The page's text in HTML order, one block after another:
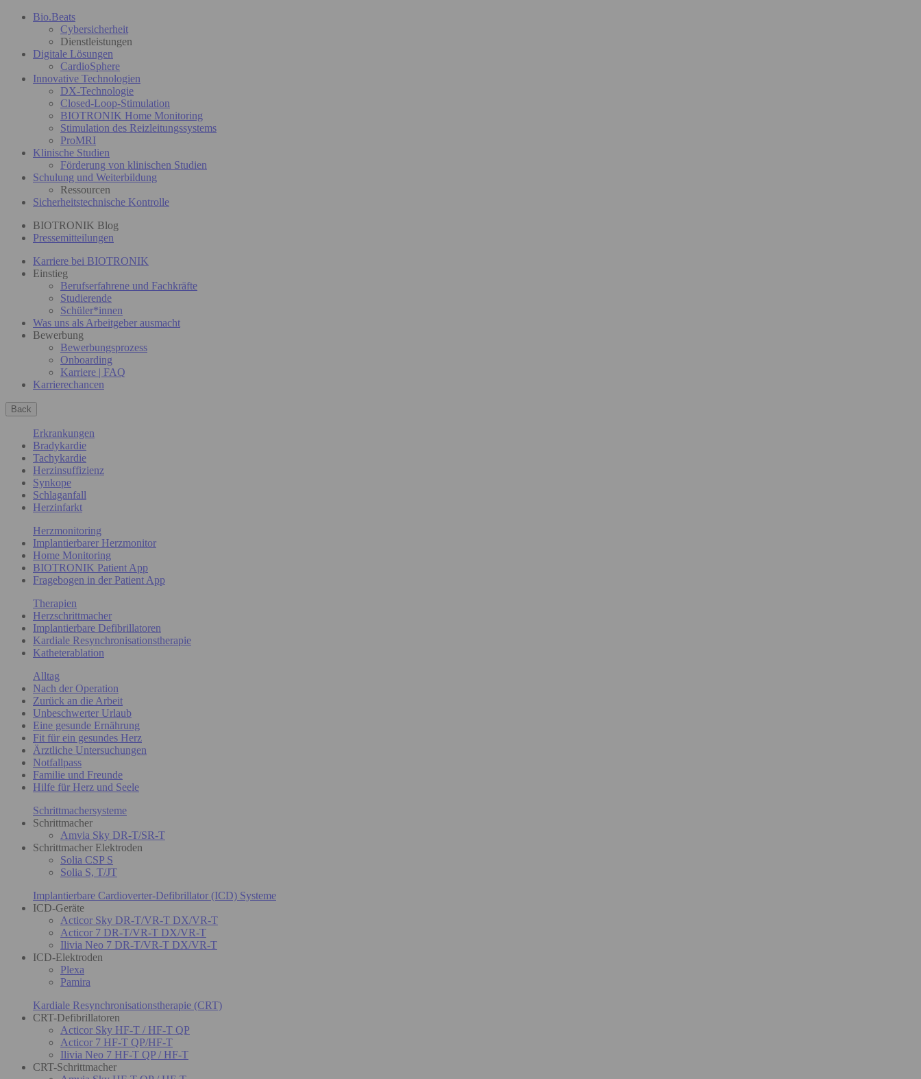
Bio.Beats
Cybersicherheit
Dienstleistungen
Digitale Lösungen
CardioSphere
Innovative Technologien
DX-Technologie
Closed-Loop-Stimulation
BIOTRONIK Home Monitoring
Stimulation des Reizleitungssystems
ProMRI
Klinische Studien
Förderung von klinischen Studien
Schulung und Weiterbildung
Ressourcen
Sicherheitstechnische Kontrolle
BIOTRONIK Blog
Pressemitteilungen
Karriere bei BIOTRONIK
Einstieg
Berufserfahrene und Fachkräfte
Studierende
Schüler*innen
Was uns als Arbeitgeber ausmacht
Bewerbung
Bewerbungsprozess
Onboarding
Karriere | FAQ
Karrierechancen
Back
Erkrankungen
Bradykardie
Tachykardie
Herzinsuffizienz
Synkope
Schlaganfall
Herzinfarkt
Herzmonitoring
Implantierbarer Herzmonitor
Home Monitoring
BIOTRONIK Patient App
Fragebogen in der Patient App
Therapien
Herzschrittmacher
Implantierbare Defibrillatoren
Kardiale Resynchronisationstherapie
Katheterablation
Alltag
Nach der Operation
Zurück an die Arbeit
Unbeschwerter Urlaub
Eine gesunde Ernährung
Fit für ein gesundes Herz
Ärztliche Untersuchungen
Notfallpass
Familie und Freunde
Hilfe für Herz und Seele
Schrittmachersysteme
Schrittmacher
Amvia Sky DR-T/SR-T
Schrittmacher Elektroden
Solia CSP S
Solia S, T/JT
Implantierbare Cardioverter-Defibrillator (ICD) Systeme
ICD-Geräte
Acticor Sky DR-T/VR-T DX/VR-T
Acticor 7 DR-T/VR-T DX/VR-T
Ilivia Neo 7 DR-T/VR-T DX/VR-T
ICD-Elektroden
Plexa
Pamira
Kardiale Resynchronisationstherapie (CRT)
CRT-Defibrillatoren
Acticor Sky HF-T / HF-T QP
Acticor 7 HF-T QP/HF-T
Ilivia Neo 7 HF-T QP / HF-T
CRT-Schrittmacher